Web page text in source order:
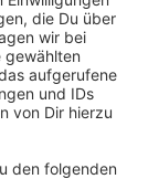
es aber
am Ende
das steht
eher ein
hin zum
als Abo